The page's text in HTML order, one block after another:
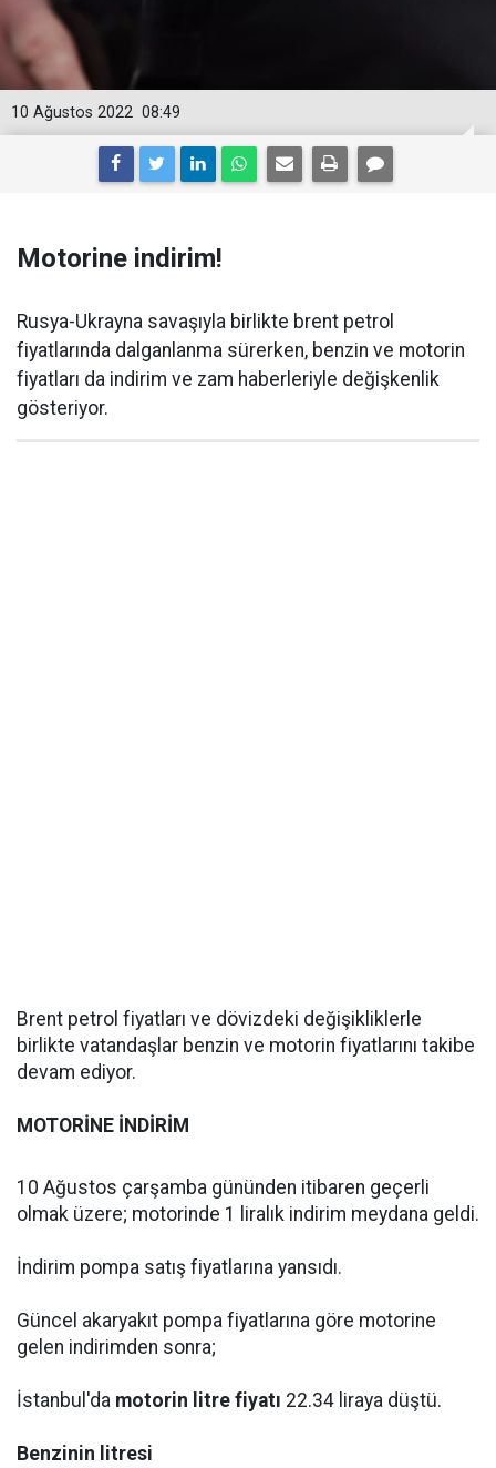
08:49
10 Ağustos 2022
Motorine indirim!
Rusya-Ukrayna savaşıyla birlikte brent petrol
fiyatlarında dalganlanma sürerken, benzin ve motorin
fiyatları da indirim ve zam haberleriyle değişkenlik
gösteriyor.
Brent petrol fiyatları ve dövizdeki değişikliklerle
birlikte vatandaşlar benzin ve motorin fiyatlarını takibe
devam ediyor.
MOTORİNE İNDİRİM
10 Ağustos çarşamba gününden itibaren geçerli
olmak üzere; motorinde 1 liralık indirim meydana geldi.
İndirim pompa satış fiyatlarına yansıdı.
Güncel akaryakıt pompa fiyatlarına göre motorine
gelen indirimden sonra;
İstanbul'da motorin litre fiyatı 22.34 liraya düştü.
Benzinin litresi